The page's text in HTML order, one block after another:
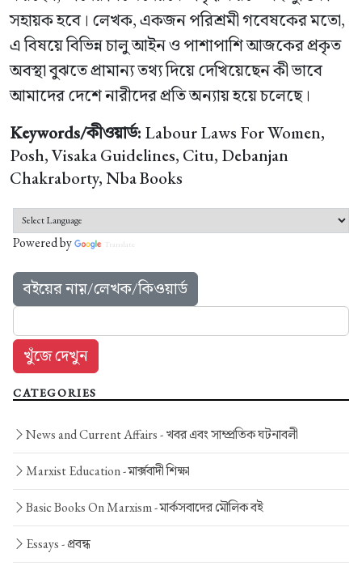
সহায়ক হবে। লেখক, একজন পরিশ্রমী গবেষকের মতো,
এ বিষয়ে বিভিন্ন চালু আইন ও পাশাপাশি আজকের প্রকৃত
অবস্থা বুঝতে প্রামান্য তথ্য দিয়ে দেখিয়েছেন কী ভাবে
আমাদের দেশে নারীদের প্রতি অন্যায় হয়ে চলেছে।
Keywords/কীওয়ার্ড: Labour Laws For Women,
Posh, Visaka Guidelines, Citu, Debanjan
Chakraborty, Nba Books
Powered by Translate
বইয়ের নাম়/লেখক/কিওয়ার্ড
CATEGORIES
News and Current Affairs -খবর এবং সাম্প্রতিক ঘটনাবলী
Marxist Education -মার্ক্সবাদী শিক্ষা
Basic Books On Marxism -মার্কসবাদের মৌলিক বই
Essays -প্রবন্ধ